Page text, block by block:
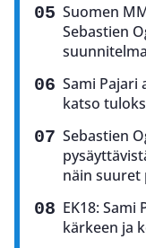
Suomen
Sebastien
Sami Pajari
katso
Sebastien
näin suuret
EK18:
kärkeen ja